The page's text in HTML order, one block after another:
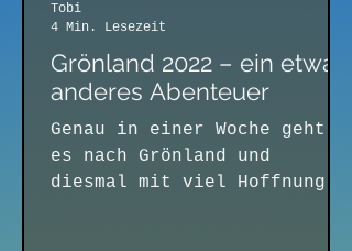
Grönland 2022 – ein etwas
anderes Abenteuer
Genau in einer Woche geht
es nach Grönland und
diesmal mit viel Hoffnung,
Tobi
4 Min. Lesezeit